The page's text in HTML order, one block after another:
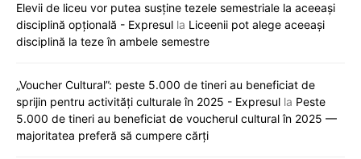
Elevii de liceu vor putea susține tezele semestriale la aceeași
disciplină opțională - Expresul la Liceenii pot alege aceeași
disciplină la teze în ambele semestre
„Voucher Cultural”: peste 5.000 de tineri au beneficiat de
sprijin pentru activități culturale în 2025 - Expresul la Peste
5.000 de tineri au beneficiat de voucherul cultural în 2025 —
majoritatea preferă să cumpere cărți